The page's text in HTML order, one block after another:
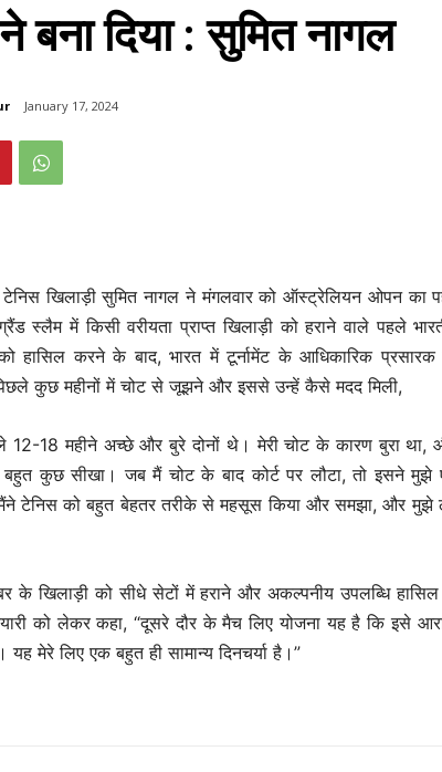
दिया : सुमित नागल
January 17, 2024
टेनिस खिलाड़ी सुमित नागल ने मंगलवार को ऑस्ट्रेलियन ओपन का
स्लैम में किसी वरीयता प्राप्त खिलाड़ी को हराने वाले पहले
को हासिल करने के बाद, भारत में टूर्नामेंट के आधिकारिक
कुछ महीनों में चोट से जूझने और इससे उन्हें कैसे मदद मिली,
12-18 महीने अच्छे और बुरे दोनों थे। मेरी चोट के कारण बुरा था,
कुछ सीखा। जब मैं चोट के बाद कोर्ट पर लौटा, तो इसने
मैंने टेनिस को बहुत बेहतर तरीके से महसूस किया और समझा, और मुझे
के खिलाड़ी को सीधे सेटों में हराने और अकल्पनीय उपलब्धि
को लेकर कहा, “दूसरे दौर के मैच लिए योजना यह है कि इसे
मेरे लिए एक बहुत ही सामान्य दिनचर्या है।”
Sanjay